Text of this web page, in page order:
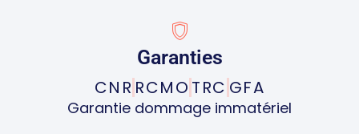
Garanties
CNR RCMO TRC GFA
Garantie dommage immatériel